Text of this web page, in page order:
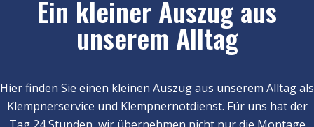
Ein kleiner Auszug aus
unserem Alltag
Hier finden Sie einen kleinen Auszug aus unserem Alltag als
Klempnerservice und Klempnernotdienst. Für uns hat der